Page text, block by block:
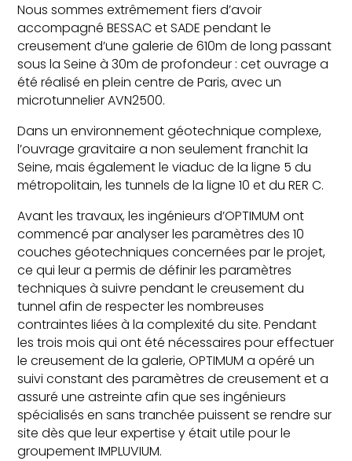
Nous sommes extrêmement fiers d’avoir
accompagné BESSAC et SADE pendant le
creusement d’une galerie de 610m de long passant
sous la Seine à 30m de profondeur : cet ouvrage a
été réalisé en plein centre de Paris, avec un
microtunnelier AVN2500.
Dans un environnement géotechnique complexe,
l’ouvrage gravitaire a non seulement franchit la
Seine, mais également le viaduc de la ligne 5 du
métropolitain, les tunnels de la ligne 10 et du RER C.
Avant les travaux, les ingénieurs d’OPTIMUM ont
commencé par analyser les paramètres des 10
couches géotechniques concernées par le projet,
ce qui leur a permis de définir les paramètres
techniques à suivre pendant le creusement du
tunnel afin de respecter les nombreuses
contraintes liées à la complexité du site. Pendant
les trois mois qui ont été nécessaires pour effectuer
le creusement de la galerie, OPTIMUM a opéré un
suivi constant des paramètres de creusement et a
assuré une astreinte afin que ses ingénieurs
spécialisés en sans tranchée puissent se rendre sur
site dès que leur expertise y était utile pour le
groupement IMPLUVIUM.